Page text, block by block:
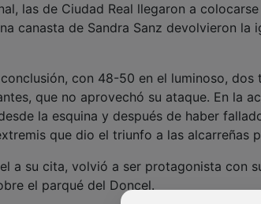
las de Ciudad Real llegaron a
canasta de Sandra Sanz devolvieron
con 48-50 en el luminoso,
que no aprovechó su ataque. En la
la esquina y después de haber
que dio el triunfo a las alcarreñas
a su cita, volvió a ser protagonista con
el parqué del Doncel.